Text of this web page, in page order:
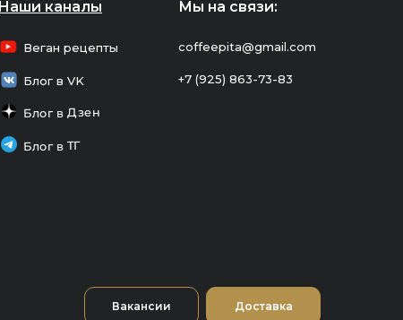
Наши каналы
Блог в VK
Веган рецепты
Блог в ТГ
Блог в Дзен
Мы на связи:
coffeepita@gmail.com
+7 (925) 863-73-83
Доставка
Вакансии